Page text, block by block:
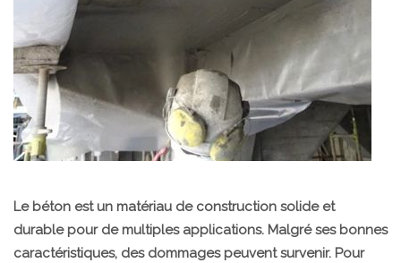
Le béton est un matériau de construction solide et
durable pour de multiples applications. Malgré ses bonnes
caractéristiques, des dommages peuvent survenir. Pour